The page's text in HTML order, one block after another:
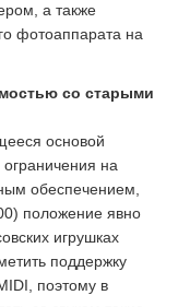
а также
фотоаппарата на
со старыми
основой
на
обеспечением,
положение явно
игрушках
поддержку
поэтому в